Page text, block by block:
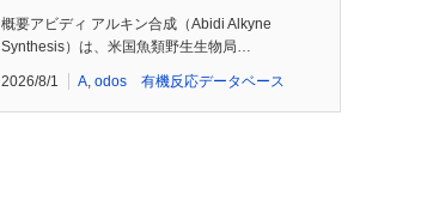
概要アビディ アルキン合成（Abidi Alkyne
Synthesis）は、米国魚類野生生物局…
2026/8/1 A, odos 有機反応データベース